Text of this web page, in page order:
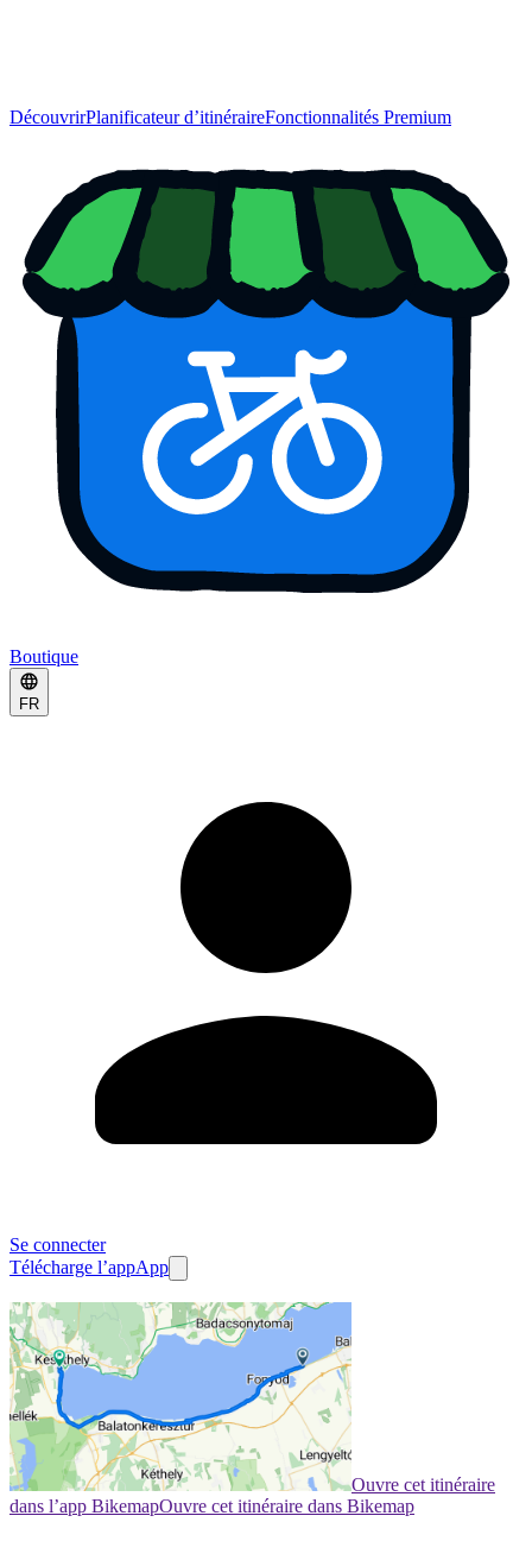
DécouvrirPlanificateur d’itinéraireFonctionnalités Premium
Boutique
FR
Se connecter
Télécharge l’appApp
Ouvre cet itinéraire
dans l’app BikemapOuvre cet itinéraire dans Bikemap